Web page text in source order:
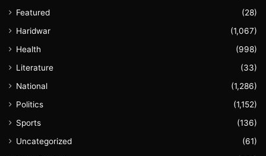
Featured
(28)
Haridwar
(1,067)
Health
(998)
Literature
(33)
National
(1,286)
Politics
(1,152)
Sports
(136)
Uncategorized
(61)